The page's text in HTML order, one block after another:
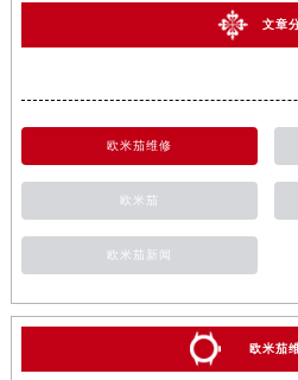
文章
欧米茄维修
欧米茄
欧米茄新闻
欧米茄